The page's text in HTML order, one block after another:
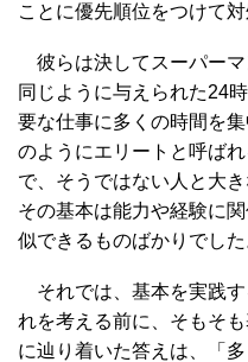
ことに優先順位をつけて対
彼らは決してスーパーマ
同じように与えられた24
要な仕事に多くの時間を
のようにエリートと呼ば
で、そうではない人と大
その基本は能力や経験に
似できるものばかりでした
それでは、基本を実践
れを考える前に、そもそ
に辿り着いた答えは、「